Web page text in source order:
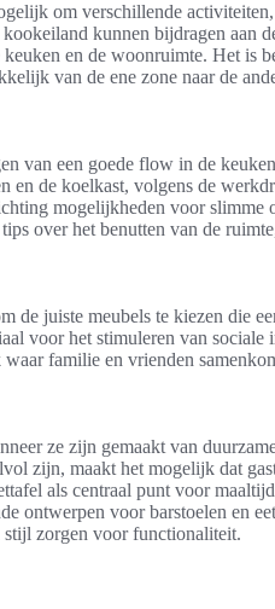
om verschillende
kunnen bijdragen aan
en de woonruimte. Het is
van de ene zone naar de
van een goede flow in de
en de koelkast, volgens de
mogelijkheden voor slimme
over het benutten van de
de juiste meubels te kiezen die
voor het stimuleren van sociale
familie en vrienden
ze zijn gemaakt van
zijn, maakt het mogelijk dat
als centraal punt voor
ontwerpen voor barstoelen en
zorgen voor functionaliteit.